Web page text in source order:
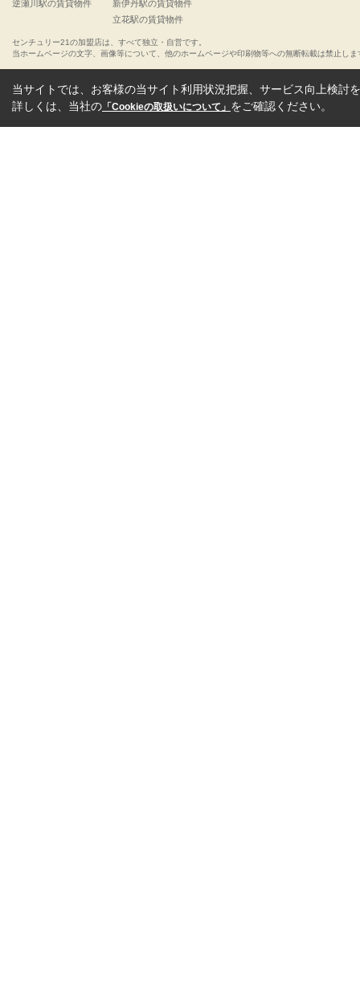
逆瀬川駅の賃貸物件
新伊丹駅の賃貸物件
立花駅の賃貸物件
センチュリー21の加盟店は、すべて独立・自営です。
当ホームページの文字、画像等について、他のホームページや印刷物等への無断転載は禁止しま
当サイトでは、お客様の当サイト利用状況把握、サービス向上検討
詳しくは、当社の 「Cookieの取扱いについて」 をご確認ください。